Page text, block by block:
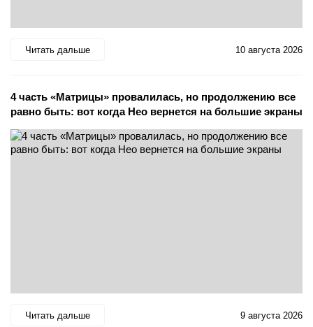
Читать дальше 10 августа 2026
4 часть «Матрицы» провалилась, но продолжению все
равно быть: вот когда Нео вернется на большие экраны
Читать дальше 9 августа 2026